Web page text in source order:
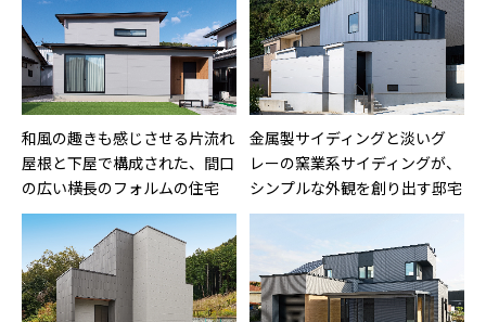
和風の趣きも感じさせる片流れ
屋根と下屋で構成された、間口
の広い横長のフォルムの住宅
金属製サイディングと淡いグ
レーの窯業系サイディングが、
シンプルな外観を創り出す邸宅